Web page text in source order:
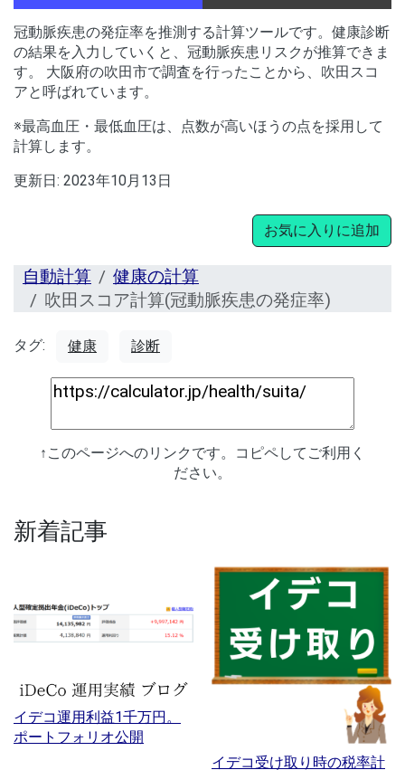
冠動脈疾患の発症率を推測する計算ツールです。健康診断
の結果を入力していくと、冠動脈疾患リスクが推算できま
す。 大阪府の吹田市で調査を行ったことから、吹田スコ
アと呼ばれています。
※最高血圧・最低血圧は、点数が高いほうの点を採用して
計算します。
更新日: 2023年10月13日
お気に入りに追加
自動計算
健康の計算
吹田スコア計算(冠動脈疾患の発症率)
タグ: 健康 診断
↑このページへのリンクです。コピペしてご利用く
ださい。
新着記事
イデコ運用利益1千万円。
ポートフォリオ公開
イデコ受け取り時の税率計